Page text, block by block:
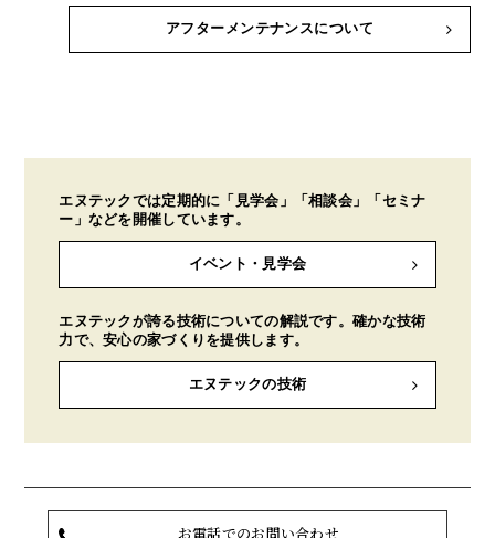
アフターメンテナンスについて
エヌテックでは定期的に「見学会」「相談会」「セミナ
ー」などを開催しています。
イベント・見学会
エヌテックが誇る技術についての解説です。確かな技術
力で、安心の家づくりを提供します。
エヌテックの技術
お電話でのお問い合わせ